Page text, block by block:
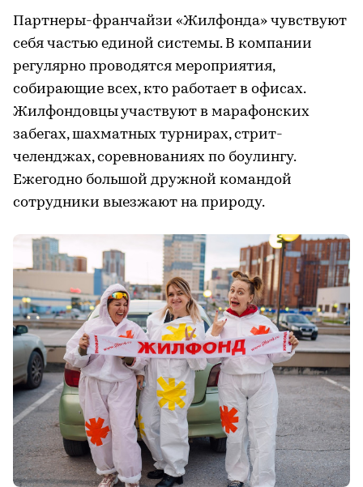
Партнеры-франчайзи «Жилфонда» чувствуют
себя частью единой системы. В компании
регулярно проводятся мероприятия,
собирающие всех, кто работает в офисах.
Жилфондовцы участвуют в марафонских
забегах, шахматных турнирах, стрит-
челенджах, соревнованиях по боулингу.
Ежегодно большой дружной командой
сотрудники выезжают на природу.